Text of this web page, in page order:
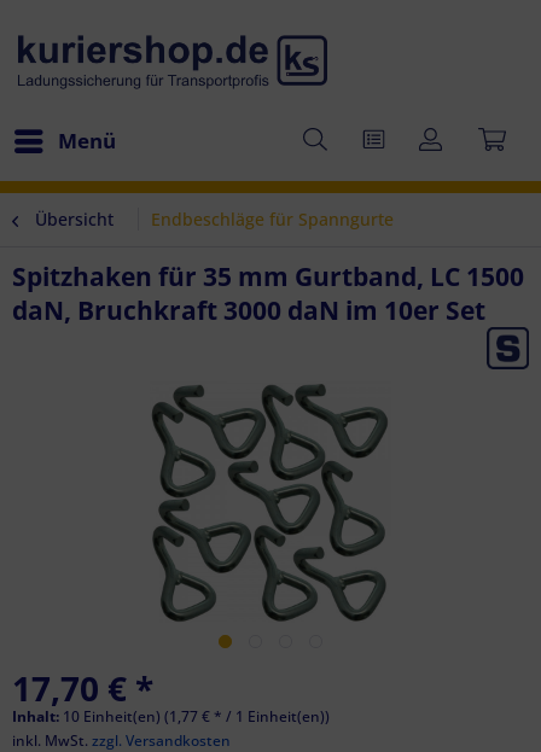
Menü
Übersicht Endbeschläge für Spanngurte
Spitzhaken für 35 mm Gurtband, LC 1500
daN, Bruchkraft 3000 daN im 10er Set
17,70 € *
Inhalt: 10 Einheit(en) (1,77 € * / 1 Einheit(en))
inkl. MwSt. zzgl. Versandkosten